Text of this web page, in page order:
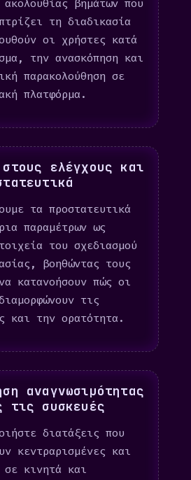
ακολουθίας βημάτων που
τη διαδικασία
οι χρήστες κατά
την ανασκόπηση και
παρακολούθηση σε
πλατφόρμα.
ελέγχους και
τα προστατευτικά
παραμέτρων ως
του σχεδιασμού
βοηθώντας τους
κατανοήσουν πώς οι
τις
και την ορατότητα.
αναγνωσιμότητας
τις συσκευές
διατάξεις που
κεντραρισμένες και
σε κινητά και